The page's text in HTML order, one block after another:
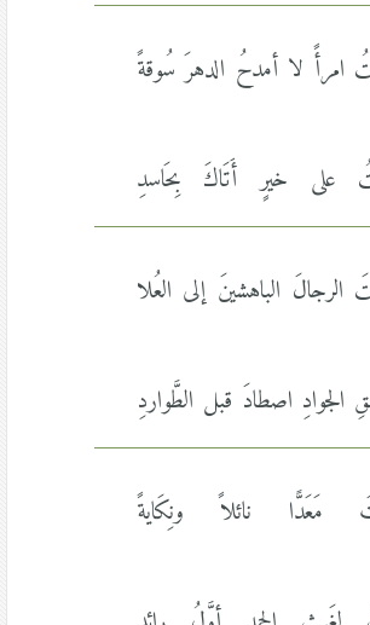
امرأً لا أمدحُ الدهرَ سُوقةً
على خيرٍ أَتَاكَ بِحَاسدِ
الرجالَ الباهشينَ إلى العُلا
الجوادِ اصطادَ قبل الطَّواردِ
مَعَدًّا نائلاً ونِكَايةً